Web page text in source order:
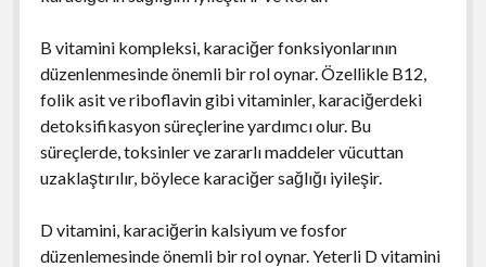
B vitamini kompleksi, karaciğer fonksiyonlarının
düzenlenmesinde önemli bir rol oynar. Özellikle B12,
folik asit ve riboflavin gibi vitaminler, karaciğerdeki
detoksifikasyon süreçlerine yardımcı olur. Bu
süreçlerde, toksinler ve zararlı maddeler vücuttan
uzaklaştırılır, böylece karaciğer sağlığı iyileşir.
D vitamini, karaciğerin kalsiyum ve fosfor
düzenlemesinde önemli bir rol oynar. Yeterli D vitamini